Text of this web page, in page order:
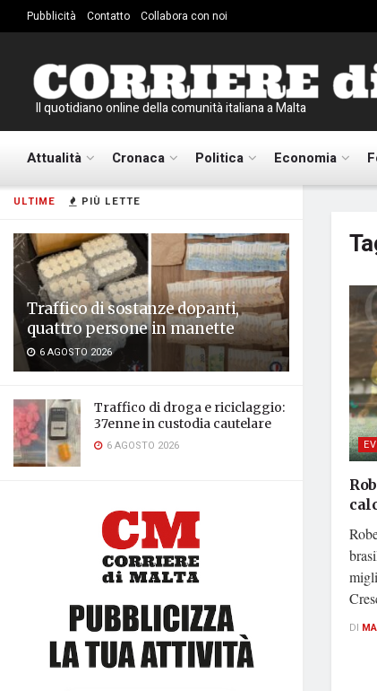
ULTIME PIÙ LETTE
Traffico di sostanze dopanti,
quattro persone in manette
6 AGOSTO 2026
Traffico di droga e riciclaggio:
37enne in custodia cautelare
6 AGOSTO 2026
Pubblicità Contatto Collabora con noi
Il quotidiano online della comunità italiana a Malta
Attualità Cronaca Politica Economia
DI